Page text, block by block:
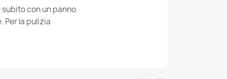
con un panno
Per la pulizia